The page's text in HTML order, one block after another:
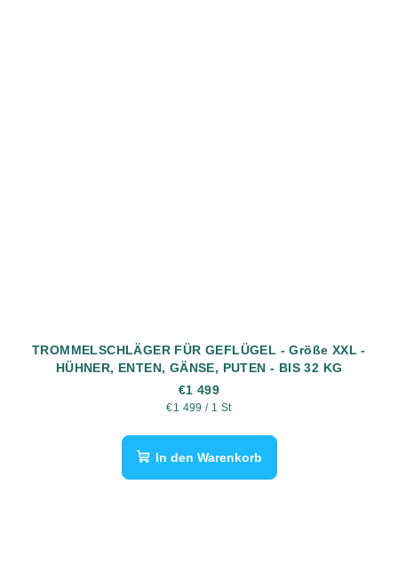
TROMMELSCHLÄGER FÜR GEFLÜGEL - Größe XXL -
HÜHNER, ENTEN, GÄNSE, PUTEN - BIS 32 KG
€1 499
Verkaufspreis:
€1 499 / 1 St
In den Warenkorb